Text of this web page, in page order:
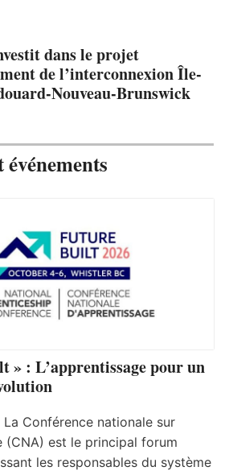
dans le projet
de l’interconnexion Île-
Nouveau-Brunswick
» : L’apprentissage pour un
Conférence nationale sur
(CNA) est le principal forum
les responsables du système